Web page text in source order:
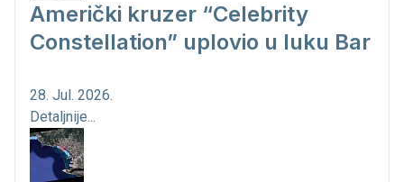
Američki kruzer “Celebrity
Constellation” uplovio u luku Bar
28. Jul. 2026.
Detaljnije...